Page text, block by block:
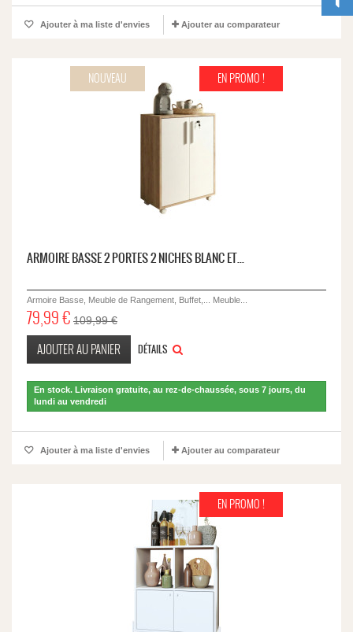
Ajouter à ma liste d'envies Ajouter au comparateur
NOUVEAU EN PROMO !
ARMOIRE BASSE 2 PORTES 2 NICHES BLANC ET...
Armoire Basse, Meuble de Rangement, Buffet,... Meuble...
79,99 € 109,99 €
AJOUTER AU PANIER DÉTAILS
En stock. Livraison gratuite, au rez-de-chaussée, sous 7 jours, du
lundi au vendredi
Ajouter à ma liste d'envies Ajouter au comparateur
EN PROMO !